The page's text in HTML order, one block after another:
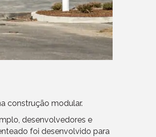
construção modular.
desenvolvedores e
foi desenvolvido para